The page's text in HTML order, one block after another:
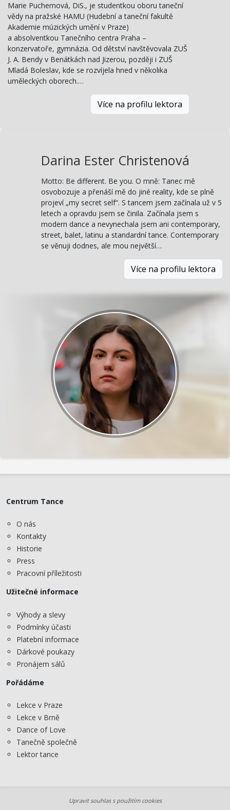
Marie Puchernová, DiS., je studentkou oboru taneční
vědy na pražské HAMU (Hudební a taneční fakultě
Akademie múzických umění v Praze)
a absolventkou Tanečního centra Praha –
konzervatoře, gymnázia. Od dětství navštěvovala ZUŠ
J. A. Bendy v Benátkách nad Jizerou, později i ZUŠ
Mladá Boleslav, kde se rozvíjela hned v několika
uměleckých oborech.…
Více na profilu lektora
Darina Ester Christenová
Motto: Be different. Be you. O mně: Tanec mě
osvobozuje a přenáší mě do jiné reality, kde se plně
projeví „my secret self“. S tancem jsem začínala už v 5
letech a opravdu jsem se činila. Začínala jsem s
modern dance a nevynechala jsem ani contemporary,
street, balet, latinu a standardní tance. Contemporary
se věnuji dodnes, ale mou největší…
Více na profilu lektora
Centrum Tance
O nás
Kontakty
Historie
Press
Pracovní příležitosti
Užitečné informace
Výhody a slevy
Podmínky účasti
Platební informace
Dárkové poukazy
Pronájem sálů
Pořádáme
Lekce v Praze
Lekce v Brně
Dance of Love
Tanečně společně
Lektor tance
Upravit souhlas s použitím cookies